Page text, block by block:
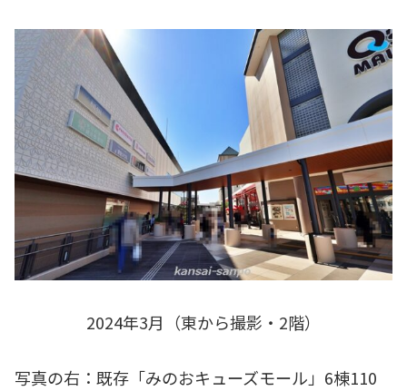
2024年3月（東から撮影・2階）
写真の右：既存「みのおキューズモール」6棟110